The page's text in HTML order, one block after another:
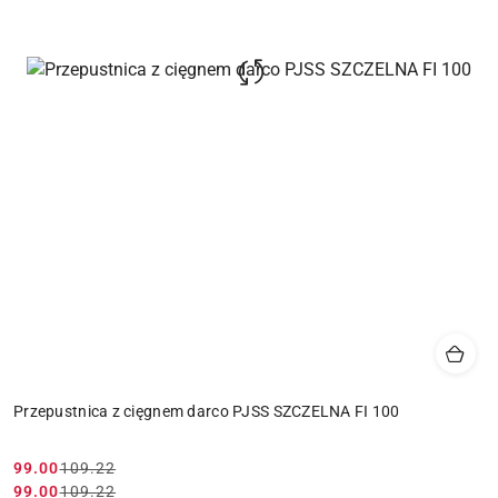
Przepustnica z cięgnem darco PJSS SZCZELNA FI 100
Cena
99.00
Cena
109.22
99.00109.22